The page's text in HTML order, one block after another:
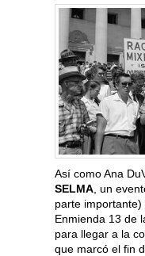
Así como Ana
SELMA , un
parte
Enmienda 13 de
para llegar a la
que marcó el fin